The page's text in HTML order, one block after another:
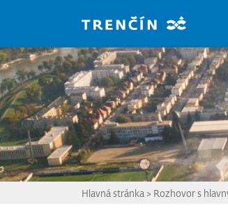
Hlavná stránka > Rozhovor s